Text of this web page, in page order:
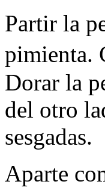
Partir la
pimienta.
Dorar la
del otro
sesgadas.
Aparte